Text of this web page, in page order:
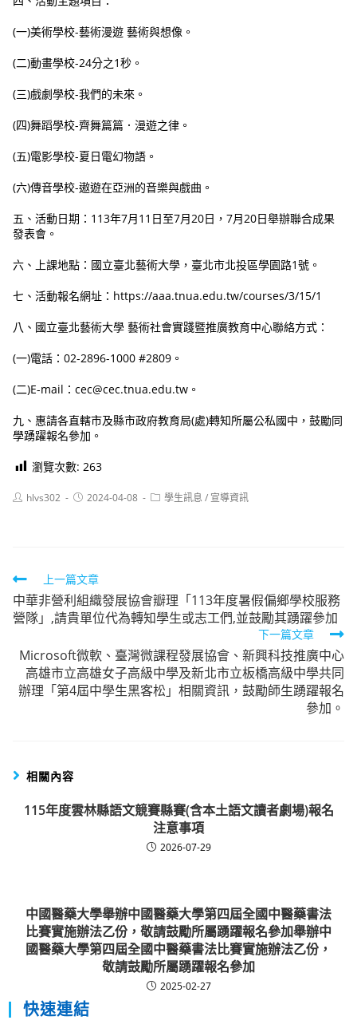
(一)美術學校-藝術漫遊 藝術與想像。
(二)動畫學校-24分之1秒。
(三)戲劇學校-我們的未來。
(四)舞蹈學校-齊舞篇篇．漫遊之律。
(五)電影學校-夏日電幻物語。
(六)傳音學校-遨遊在亞洲的音樂與戲曲。
五、活動日期：113年7月11日至7月20日，7月20日舉辦聯合成果
發表會。
六、上課地點：國立臺北藝術大學，臺北市北投區學園路1號。
七、活動報名網址：https://aaa.tnua.edu.tw/courses/3/15/1
八、國立臺北藝術大學 藝術社會實踐暨推廣教育中心聯絡方式：
(一)電話：02-2896-1000 #2809。
(二)E-mail：cec@cec.tnua.edu.tw。
九、惠請各直轄市及縣市政府教育局(處)轉知所屬公私國中，鼓勵同
學踴躍報名參加。
瀏覽次數: 263
Posthlvs302
Post2024-04-08
Post學生訊息 / 宣導資訊
Read
more
articles
上一篇文章
中華非營利組織發展協會瓣理「113年度暑假偏鄉學校服務
營隊」,請貴單位代為轉知學生或志工們,並鼓勵其踴躍參加
下一篇文章
Microsoft微軟、臺灣微課程發展協會、新興科技推廣中心
高雄市立高雄女子高級中學及新北市立板橋高級中學共同
辦理「第4屆中學生黑客松」相關資訊，鼓勵師生踴躍報名
參加。
相關內容
115年度雲林縣語文競賽縣賽(含本土語文讀者劇場)報名
注意事項
2026-07-29
中國醫藥大學舉辦中國醫藥大學第四屆全國中醫藥書法
比賽實施辦法乙份，敬請鼓勵所屬踴躍報名參加舉辦中
國醫藥大學第四屆全國中醫藥書法比賽實施辦法乙份，
敬請鼓勵所屬踴躍報名參加
2025-02-27
快速連結